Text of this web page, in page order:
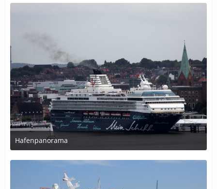
Hafenpanorama
18. Dezember 2016 um 00:30